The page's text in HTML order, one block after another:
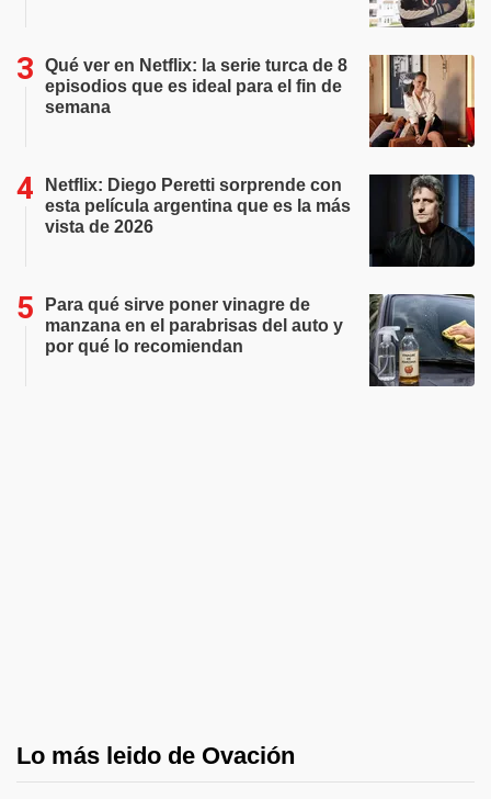
Qué ver en Netflix: la serie turca de 8
episodios que es ideal para el fin de
semana
Netflix: Diego Peretti sorprende con
esta película argentina que es la más
vista de 2026
Para qué sirve poner vinagre de
manzana en el parabrisas del auto y
por qué lo recomiendan
Lo más leido de Ovación